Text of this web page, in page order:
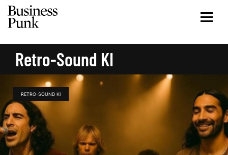
Retro-Sound KI
RETRO-SOUND KI